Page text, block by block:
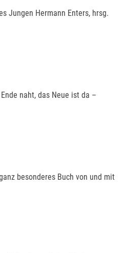
Jungen Hermann Enters, hrsg.
naht, das Neue ist da –
besonderes Buch von und mit